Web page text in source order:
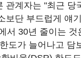
관계자는 "최근 당
보단 부드럽게 얘
서 30년 줄이는 것
도가 늘어나고 담